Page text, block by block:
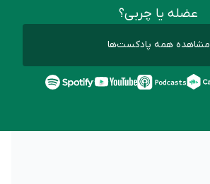
عضله یا چربی؟
مشاهده همه پادکست‌ها